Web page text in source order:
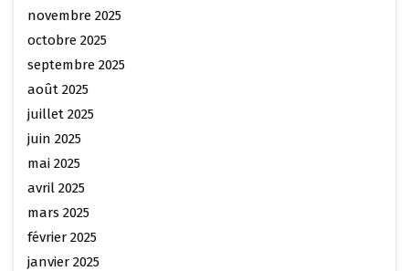
novembre 2025
octobre 2025
septembre 2025
août 2025
juillet 2025
juin 2025
mai 2025
avril 2025
mars 2025
février 2025
janvier 2025